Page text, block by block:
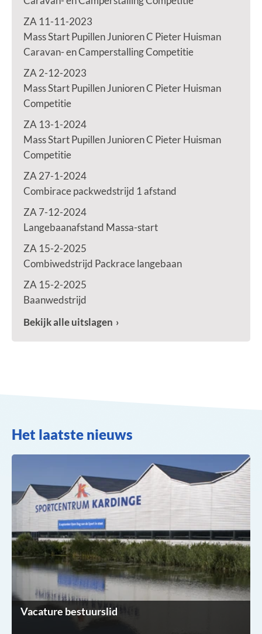
ZA 11-11-2023
Mass Start Pupillen Junioren C Pieter Huisman
Caravan- en Camperstalling Competitie
ZA 2-12-2023
Mass Start Pupillen Junioren C Pieter Huisman
Competitie
ZA 13-1-2024
Mass Start Pupillen Junioren C Pieter Huisman
Competitie
ZA 27-1-2024
Combirace packwedstrijd 1 afstand
ZA 7-12-2024
Langebaanafstand Massa-start
ZA 15-2-2025
Combiwedstrijd Packrace langebaan
ZA 15-2-2025
Baanwedstrijd
Bekijk alle uitslagen
Het laatste nieuws
Vacature bestuurslid